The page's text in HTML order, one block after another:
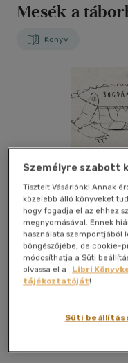
Mesék a
Könyv
Személyre szabott
Tisztelt Vásárlónk! Annak
közelebb álló könyveket
hogy fogadja el az ehhez
megnyomásával. Ennek
használata szempontjából
böngészőjébe, de cookie-
módosíthatja a Süti
olvassa el a
Libri
tájékoztatóját!
Süti